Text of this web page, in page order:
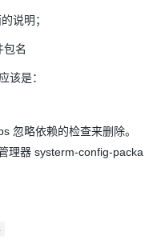
说明；
名
该是：
忽略依赖的检查来删除。
理器 systerm-config-packa